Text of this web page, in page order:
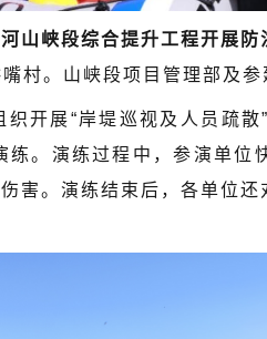
山峡段综合提升工程开展防
村。山峡段项目管理部及参
开展“岸堤巡视及人员疏散
练。演练过程中，参演单
害。演练结束后，各单位